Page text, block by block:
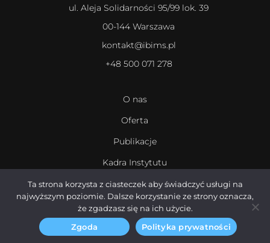
ul. Aleja Solidarności 95/99 lok. 39
00-144 Warszawa
kontakt@ibims.pl
+48 500 071 278
O nas
Oferta
Publikacje
Kadra Instytutu
Kariera
Ta strona korzysta z ciasteczek aby świadczyć usługi na
najwyższym poziomie. Dalsze korzystanie ze strony oznacza,
że zgadzasz się na ich użycie.
Zgoda
Polityka prywatności